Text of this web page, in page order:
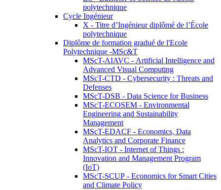
polytechnique
Cycle Ingénieur
X - Titre d’Ingénieur diplômé de l’École
polytechnique
Diplôme de formation gradué de l'Ecole
Polytechnique -MSc&T
MScT-AIAVC - Artificial Intelligence and
Advanced Visual Computing
MScT-CTD - Cybersecurity : Threats and
Defenses
MScT-DSB - Data Science for Business
MScT-ECOSEM - Environmental
Engineering and Sustainability
Management
MScT-EDACF - Economics, Data
Analytics and Corporate Finance
MScT-IOT - Internet of Things :
Innovation and Management Program
(IoT)
MScT-SCUP - Economics for Smart Cities
and Climate Policy